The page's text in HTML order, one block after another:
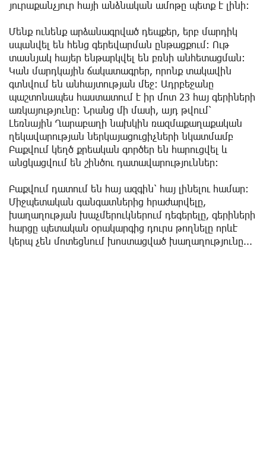
յուրաքանչյուր հայի անձնական ամոթը պետք է լինի:
Մենք ունենք արձանագրված դեպքեր, երբ մարդիկ
սպանվել են հենց գերեվարման ընթացքում։ Ութ
տասնյակ հայեր ենթարկվել են բռնի անհետացման։
Կան մարդկային ճակատագրեր, որոնք տակավին
գտնվում են անհայտության մեջ: Ադրբեջանը
պաշտոնապես հաստատում է իր մոտ 23 հայ գերիների
առկայությունը։ Նրանց մի մասի, այդ թվում՝
Լեռնային Ղարաբաղի նախկին ռազմաքաղաքական
ղեկավարության ներկայացուցիչների նկատմամբ
Բաքվում կեղծ քրեական գործեր են հարուցվել և
անցկացվում են շինծու դատավարություններ։
Բաքվում դատում են հայ ազգին՝ հայ լինելու համար:
Միջպետական գանգատներից հրաժարվելը,
խաղաղության խաչմերուկներում դեգերելը, գերիների
հարցը պետական օրակարգից դուրս թողնելը որևէ
կերպ չեն մոտեցնում խոստացված խաղաղությունը...